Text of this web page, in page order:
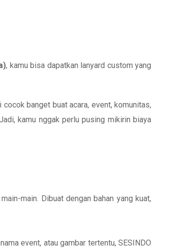
, kamu bisa dapatkan lanyard custom yang
banget buat acara, event, komunitas,
kamu nggak perlu pusing mikirin biaya
main. Dibuat dengan bahan yang kuat,
event, atau gambar tertentu, SESINDO